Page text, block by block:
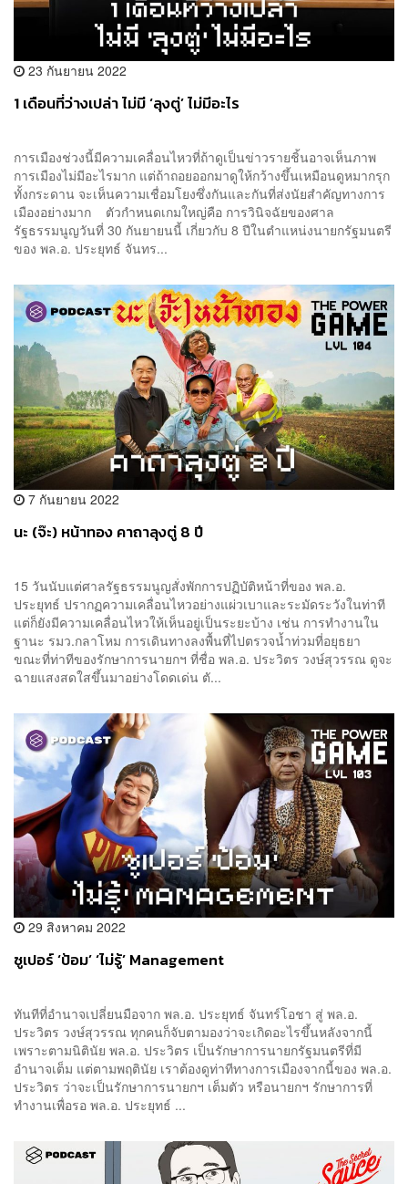
23 กันยายน 2022
1 เดือนที่ว่างเปล่า ไม่มี ‘ลุงตู่’ ไม่มีอะไร
การเมืองช่วงนี้มีความเคลื่อนไหวที่ถ้าดูเป็นข่าวรายชิ้นอาจเห็นภาพ
การเมืองไม่มีอะไรมาก แต่ถ้าถอยออกมาดูให้กว้างขึ้นเหมือนดูหมากรุก
ทั้งกระดาน จะเห็นความเชื่อมโยงซึ่งกันและกันที่ส่งนัยสำคัญทางการ
เมืองอย่างมาก ตัวกำหนดเกมใหญ่คือ การวินิจฉัยของศาล
รัฐธรรมนูญวันที่ 30 กันยายนนี้ เกี่ยวกับ 8 ปีในตำแหน่งนายกรัฐมนตรี
ของ พล.อ. ประยุทธ์ จันทร...
7 กันยายน 2022
นะ (จ๊ะ) หน้าทอง คาถาลุงตู่ 8 ปี
15 วันนับแต่ศาลรัฐธรรมนูญสั่งพักการปฏิบัติหน้าที่ของ พล.อ.
ประยุทธ์ ปรากฏความเคลื่อนไหวอย่างแผ่วเบาและระมัดระวังในท่าที
แต่ก็ยังมีความเคลื่อนไหวให้เห็นอยู่เป็นระยะบ้าง เช่น การทำงานใน
ฐานะ รมว.กลาโหม การเดินทางลงพื้นที่ไปตรวจน้ำท่วมที่อยุธยา
ขณะที่ท่าทีของรักษาการนายกฯ ที่ชื่อ พล.อ. ประวิตร วงษ์สุวรรณ ดูจะ
ฉายแสงสดใสขึ้นมาอย่างโดดเด่น ตั...
29 สิงหาคม 2022
ซูเปอร์ ‘ป้อม’ ‘ไม่รู้’ Management
ทันทีที่อำนาจเปลี่ยนมือจาก พล.อ. ประยุทธ์ จันทร์โอชา สู่ พล.อ.
ประวิตร วงษ์สุวรรณ ทุกคนก็จับตามองว่าจะเกิดอะไรขึ้นหลังจากนี้
เพราะตามนิตินัย พล.อ. ประวิตร เป็นรักษาการนายกรัฐมนตรีที่มี
อำนาจเต็ม แต่ตามพฤตินัย เราต้องดูท่าทีทางการเมืองจากนี้ของ พล.อ.
ประวิตร ว่าจะเป็นรักษาการนายกฯ เต็มตัว หรือนายกฯ รักษาการที่
ทำงานเพื่อรอ พล.อ. ประยุทธ์ ...